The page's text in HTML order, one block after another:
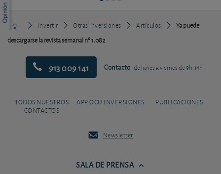
Invertir Otras inversiones Artículos
Ya puede
descargarse la revista semanal nº 1.082
913 009 141 Contacto de lunes a viernes de 9h-14h
TODOS NUESTROS
CONTACTOS
APP OCU INVERSIONES PUBLICACIONES
Newsletter
SALA DE PRENSA